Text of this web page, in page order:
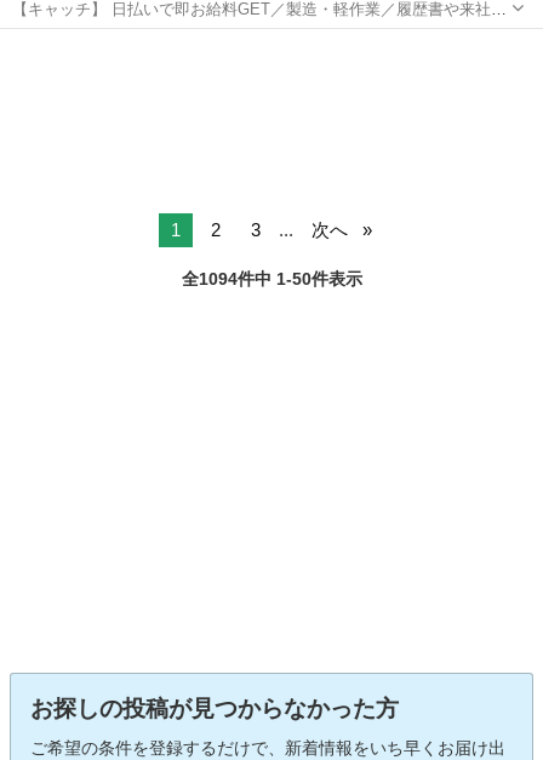
【キャッチ】 日払いで即お給料GET／製造・軽作業／履歴書や来社不
要／自宅で完結WEB応募／福井市周辺 【コメント】 弊社なら事前の
1 2 3 ... 次へ
全1094件中 1-50件表示
お探しの投稿が見つからなかった方
ご希望の条件を登録するだけで、新着情報をいち早くお届け出